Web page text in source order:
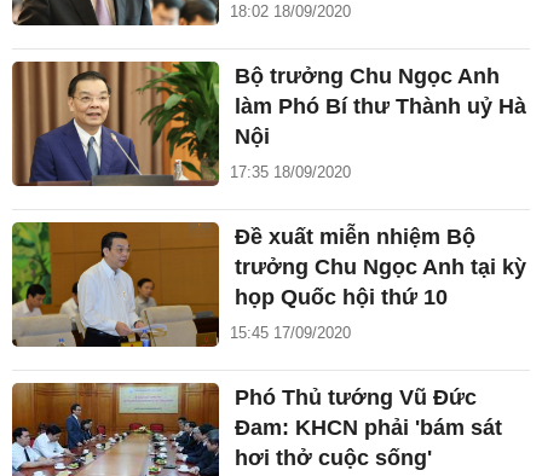
18:02 18/09/2020
Bộ trưởng Chu Ngọc Anh
làm Phó Bí thư Thành uỷ Hà
Nội
17:35 18/09/2020
Đề xuất miễn nhiệm Bộ
trưởng Chu Ngọc Anh tại kỳ
họp Quốc hội thứ 10
15:45 17/09/2020
Phó Thủ tướng Vũ Đức
Đam: KHCN phải 'bám sát
hơi thở cuộc sống'